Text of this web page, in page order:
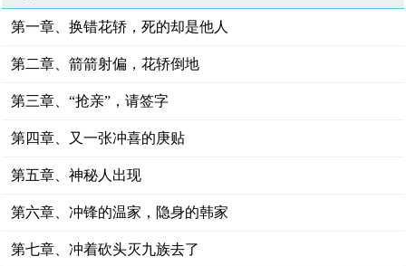
第一章、换错花轿，死的却是他人
第二章、箭箭射偏，花轿倒地
第三章、“抢亲”，请签字
第四章、又一张冲喜的庚贴
第五章、神秘人出现
第六章、冲锋的温家，隐身的韩家
第七章、冲着砍头灭九族去了